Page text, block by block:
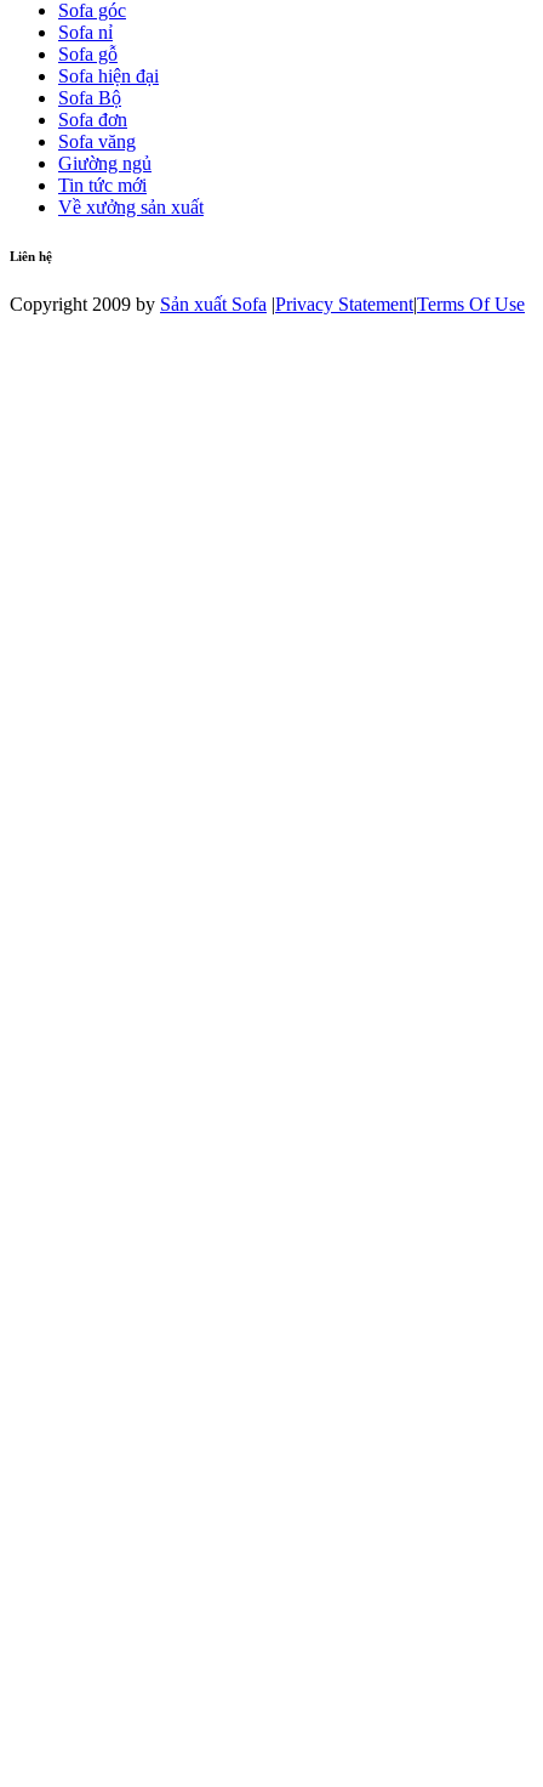
Sofa góc
Sofa nỉ
Sofa gỗ
Sofa hiện đại
Sofa Bộ
Sofa đơn
Sofa văng
Giường ngủ
Tin tức mới
Về xưởng sản xuất
Liên hệ
Copyright 2009 by Sản xuất Sofa |Privacy Statement|Terms Of Use